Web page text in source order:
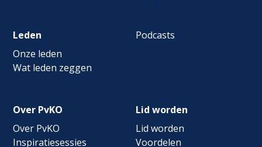
Leden
Onze leden
Wat leden zeggen
Podcasts
Over PvKO
Over PvKO
Inspiratiesessies
Lid worden
Lid worden
Voordelen